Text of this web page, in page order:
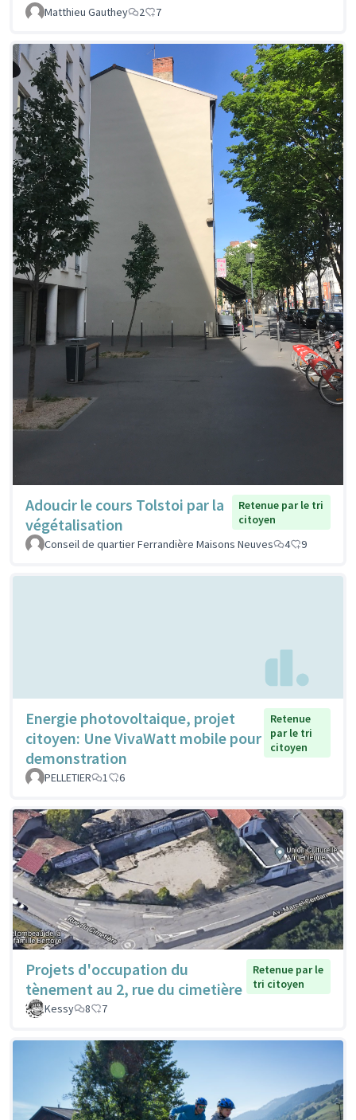
Matthieu Gauthey 2 7
Adoucir le cours Tolstoi par la
végétalisation
Retenue par le tri
citoyen
Conseil de quartier Ferrandière Maisons Neuves
4 9
Energie photovoltaique, projet
citoyen: Une VivaWatt mobile pour
demonstration
Retenue
par le tri
citoyen
PELLETIER 1 6
Projets d'occupation du
tènement au 2, rue du cimetière
Retenue par le
tri citoyen
Kessy
8 7